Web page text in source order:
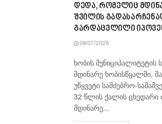
დედა, რომელიც
შვილის
გარდაცვლილი
08/07/2026
ხობის
მდინარე ხობისწყალში,
უწყვეტი სამძებრო-
32 წლის ქალის ცხედარი
მდინარე...